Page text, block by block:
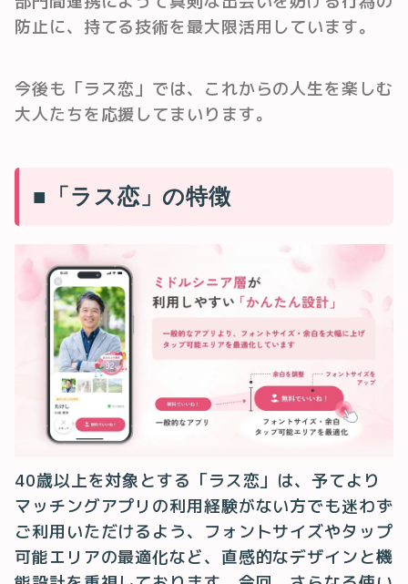
防止に、持てる技術を最大限活用しています。
今後も「ラス恋」では、これからの人生を楽しむ
大人たちを応援してまいります。
■「ラス恋」の特徴
40歳以上を対象とする「ラス恋」は、予てより
マッチングアプリの利用経験がない方でも迷わず
ご利用いただけるよう、フォントサイズやタップ
可能エリアの最適化など、直感的なデザインと機